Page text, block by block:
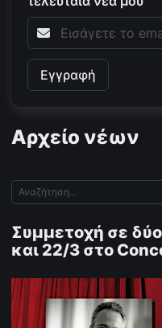
Αρχείο νέων
Συμμετοχή σε δύο
και 22/3 στο